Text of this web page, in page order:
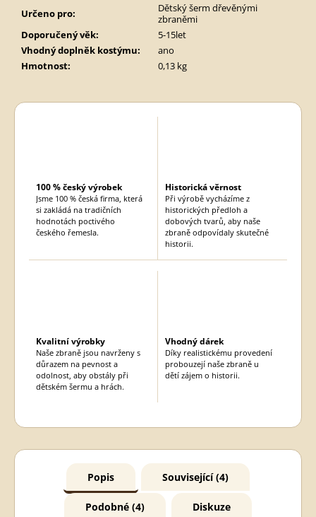
Určeno pro:
Dětský šerm dřevěnými
zbraněmi
Doporučený věk:
5-15let
Vhodný doplněk kostýmu:
ano
Hmotnost: 0,13 kg
100 % český výrobek
Jsme 100 % česká firma, která
si zakládá na tradičních
hodnotách poctivého
českého řemesla.
Historická věrnost
Při výrobě vycházíme z
historických předloh a
dobových tvarů, aby naše
zbraně odpovídaly skutečné
historii.
Kvalitní výrobky
Naše zbraně jsou navrženy s
důrazem na pevnost a
odolnost, aby obstály při
dětském šermu a hrách.
Vhodný dárek
Díky realistickému provedení
probouzejí naše zbraně u
dětí zájem o historii.
Popis Související (4)
Podobné (4) Diskuze